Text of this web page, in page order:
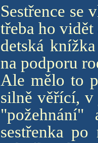
Sestřence se
třeba ho
detská
na podporu
Ale mělo to
silně věřící,
sestřenka